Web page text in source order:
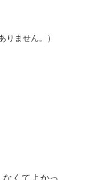
りません。）
くてよかっ